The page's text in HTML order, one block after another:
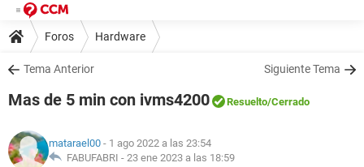
Foros Hardware
Tema Anterior Siguiente Tema
Mas de 5 min con ivms4200 Resuelto/Cerrado
matarael00 - 1 ago 2022 a las 23:54
FABUFABRI - 23 ene 2023 a las 18:59